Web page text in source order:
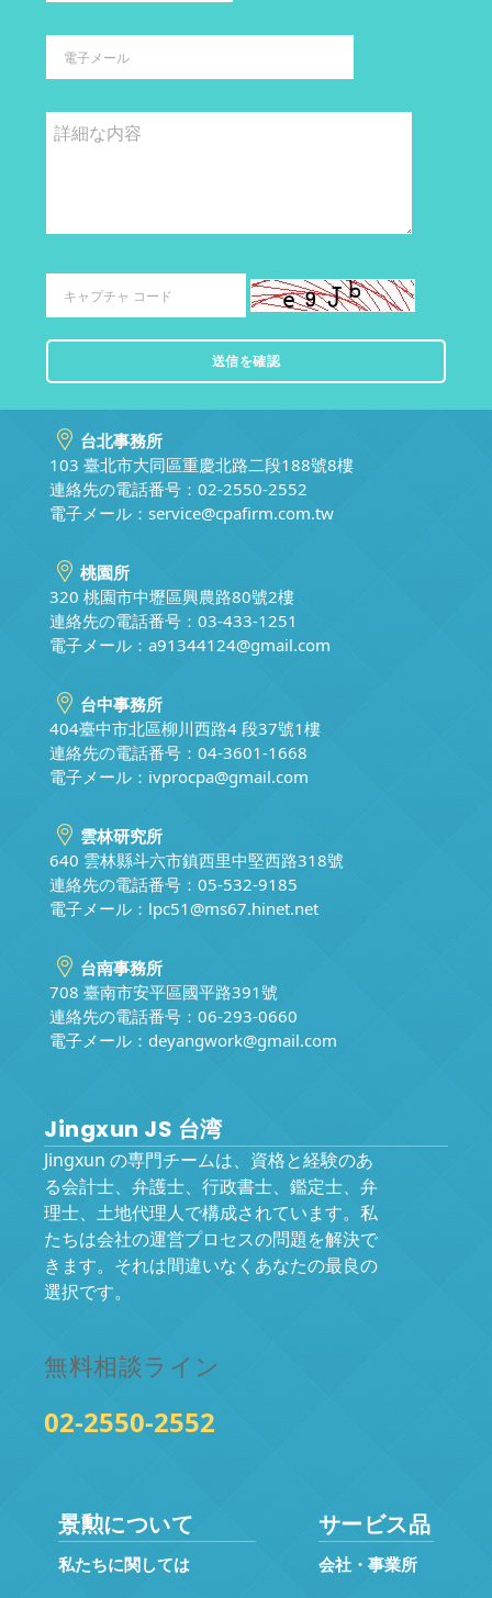
台北事務所
103 臺北市大同區重慶北路二段188號8樓
連絡先の電話番号：02-2550-2552
電子メール： service@cpafirm.com.tw
桃園所
320 桃園市中壢區興農路80號2樓
連絡先の電話番号：03-433-1251
電子メール： a91344124@gmail.com
台中事務所
404臺中市北區柳川西路4 段37號1樓
連絡先の電話番号：04-3601-1668
電子メール： ivprocpa@gmail.com
雲林研究所
640 雲林縣斗六市鎮西里中堅西路318號
連絡先の電話番号：05-532-9185
電子メール： lpc51@ms67.hinet.net
台南事務所
708 臺南市安平區國平路391號
連絡先の電話番号：06-293-0660
電子メール： deyangwork@gmail.com
Jingxun JS 台湾
Jingxun の専門チームは、資格と経験のあ
る会計士、弁護士、行政書士、鑑定士、弁
理士、土地代理人で構成されています。私
たちは会社の運営プロセスの問題を解決で
きます。それは間違いなくあなたの最良の
選択です。
無料相談ライン
02-2550-2552
景勲について
私たちに関しては
サービス品
会社・事業所